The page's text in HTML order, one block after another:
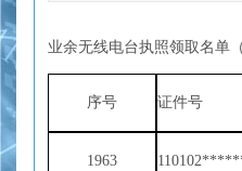
业余无线电台执照领取名单
序号 证件号
1963